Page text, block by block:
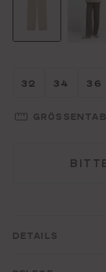
Größe
32 34 36
DETAILS